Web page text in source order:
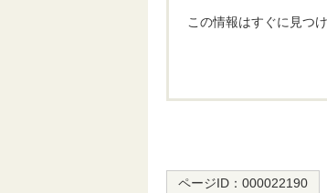
この情報はすぐに見つ
ページID： 000022190